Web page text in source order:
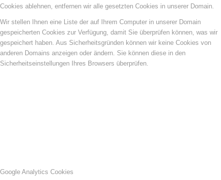
Cookies ablehnen, entfernen wir alle gesetzten Cookies in unserer Domain.
Wir stellen Ihnen eine Liste der auf Ihrem Computer in unserer Domain
gespeicherten Cookies zur Verfügung, damit Sie überprüfen können, was wir
gespeichert haben. Aus Sicherheitsgründen können wir keine Cookies von
anderen Domains anzeigen oder ändern. Sie können diese in den
Sicherheitseinstellungen Ihres Browsers überprüfen.
Google Analytics Cookies